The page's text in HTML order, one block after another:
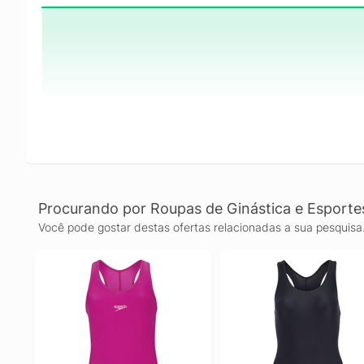
Procurando por Roupas de Ginástica e
Você pode gostar destas ofertas relacionadas a sua